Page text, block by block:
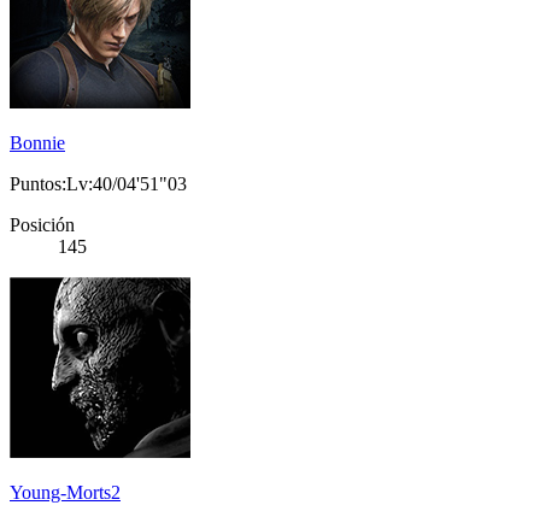
Bonnie
Puntos:Lv:40/04'51"03
Posición
145
Young-Morts2